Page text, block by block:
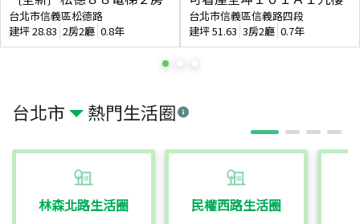
台北市 熱門生活圈
林森北路生活圈 民權西路生活圈
台北市信義區松德路
建坪28.83 2房2廳 0.8年
台北市信義區信義路四段
建坪51.63 3房2廳 0.7年